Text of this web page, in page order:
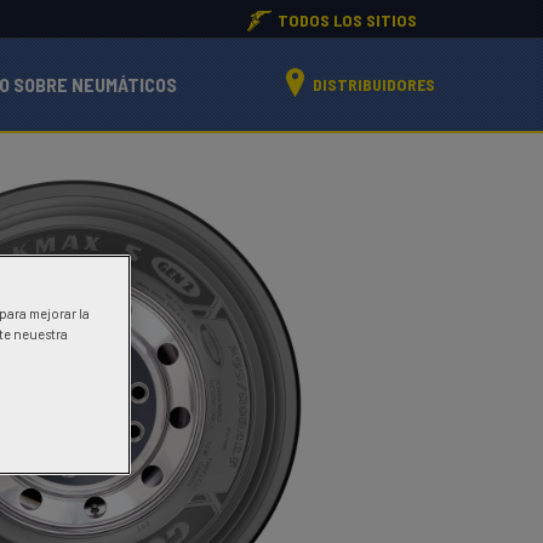
TODOS LOS SITIOS
SOBRE NEUMÁTICOS DISTRIBUIDORES
mejorar la
neuestra